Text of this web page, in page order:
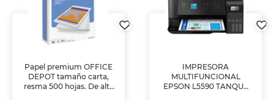
Papel premium OFFICE
DEPOT tamaño carta,
resma 500 hojas. De alta
IMPRESORA
MULTIFUNCIONAL
EPSON L5590 TANQUE